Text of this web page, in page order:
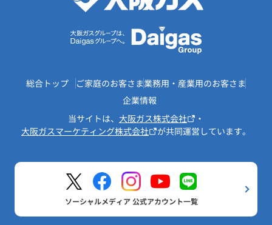
総合トップ ご家庭のお客さま業務用・産業用のお客さま
企業情報
当サイトは、 大阪ガス株式会社
・
大阪ガスマーケティング株式会社
が共同運営しています。
ソーシャルメディア 公式アカウント一覧